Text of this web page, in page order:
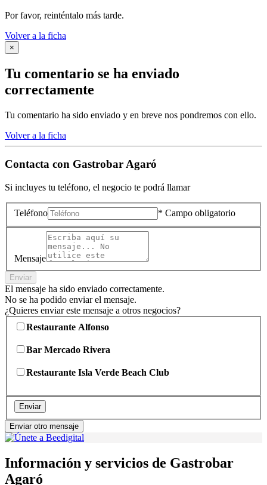
Por favor, reinténtalo más tarde.
Volver a la ficha
×
Tu comentario se ha enviado
correctamente
Tu comentario ha sido enviado y en breve nos pondremos con ello.
Volver a la ficha
Contacta con Gastrobar Agaró
Si incluyes tu teléfono, el negocio te podrá llamar
Teléfono * Campo obligatorio
Mensaje
Enviar
El mensaje ha sido enviado correctamente.
No se ha podido enviar el mensaje.
¿Quieres enviar este mensaje a otros negocios?
Restaurante Alfonso
Bar Mercado Rivera
Restaurante Isla Verde Beach Club
Enviar
Enviar otro mensaje
Información y servicios de Gastrobar
Agaró